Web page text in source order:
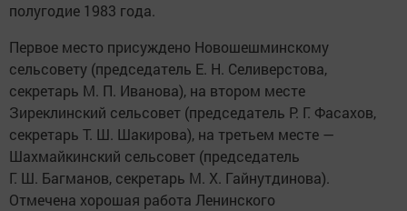
полугодие 1983 года.
Первое место присуждено Новошешминскому
сельсовету (председатель Е. Н. Селиверстова,
секретарь М. П. Иванова), на втором месте
Зиреклинский сельсовет (председатель Р. Г. Фасахов,
секретарь Т. Ш. Шакирова), на третьем месте —
Шахмайкинский сельсовет (председатель
Г. Ш. Багманов, секретарь М. Х. Гайнутдинова).
Отмечена хорошая работа Ленинского